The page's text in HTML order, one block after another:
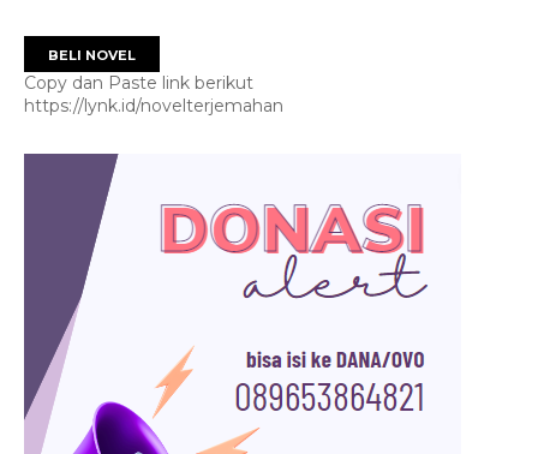
BELI NOVEL
Copy dan Paste link berikut
https://lynk.id/novelterjemahan